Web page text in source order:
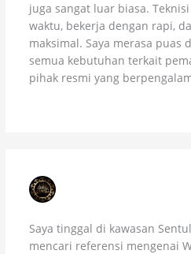
juga sangat luar biasa.
waktu, bekerja dengan rapi,
maksimal. Saya merasa puas
semua kebutuhan terkait
pihak resmi yang
Saya tinggal di kawasan
mencari referensi mengenai